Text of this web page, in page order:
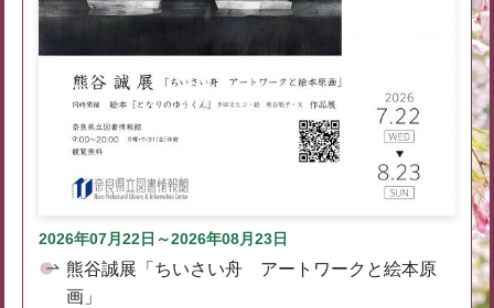
2026年07月22日～2026年08月23日
熊谷誠展「ちいさい舟 アートワークと絵本原
画」